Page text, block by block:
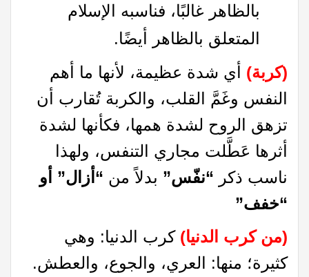
بالظاهر غالبًا، فناسبه الإسلام
المتعلق بالظاهر أيضًا.
(كربة) أي شدة عظيمة، لأنها ما أهم
النفس وغَمَّ القلب، والكربة تُقارب أن
تزهق الروح لشدة همها، فكأنها لشدة
أثرها عَطَّلت مجاري التنفس، ولهذا
ناسب ذكر “نفّس” بدلاً من “أزال” أو
“خفف”
(من كرب الدنيا) كرب الدنيا: وهي
كثيرة؛ منها: العري، والجوع، والعطش.